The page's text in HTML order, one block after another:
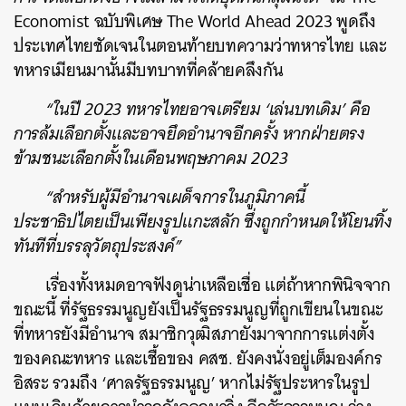
EconomistฉบับพิเศษThe World Ahead 2023พูดถึง
ประเทศไทยชัดเจนในตอนท้ายบทความว่าทหารไทย และ
ทหารเมียนมานั้นมีบทบาทที่คล้ายคลึงกัน
“ในปี2023ทหารไทยอาจเตรียม‘เล่นบทเดิม’คือ
การล้มเลือกตั้งและอาจยึดอำนาจอีกครั้ง หากฝ่ายตรง
ข้ามชนะเลือกตั้งในเดือนพฤษภาคม2023
“สำหรับผู้มีอำนาจเผด็จการในภูมิภาคนี้
ประชาธิปไตยเป็นเพียงรูปแกะสลัก ซึ่งถูกกำหนดให้โยนทิ้ง
ทันทีที่บรรลุวัตถุประสงค์”
เรื่องทั้งหมดอาจฟังดูน่าเหลือเชื่อ แต่ถ้าหากพินิจจาก
ขณะนี้ ที่รัฐธรรมนูญยังเป็นรัฐธรรมนูญที่ถูกเขียนในขณะ
ที่ทหารยังมีอำนาจ สมาชิกวุฒิสภายังมาจากการแต่งตั้ง
ของคณะทหาร และเชื้อของ คสช. ยังคงนั่งอยู่เต็มองค์กร
อิสระ รวมถึง‘ศาลรัฐธรรมนูญ’หากไม่รัฐประหารในรูป